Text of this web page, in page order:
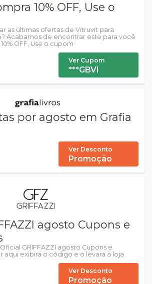
10% OFF, Use o
as últimas ofertas de Vitruvit para
Acabamos de encontrar este para você
OFF, Use o cupom
Ver Cupom
***GBVI
por agosto em Grafia
Ver Desconto
Promoção
agosto Cupons e
GRIFFAZZI agosto Cupons e
aqui exibirá o código e o levará à loja.
Ver Desconto
Promoção